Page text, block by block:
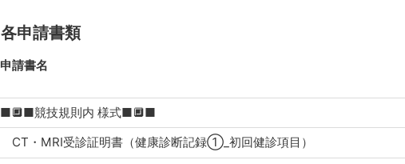
各申請書類
申請書名
■🔲■競技規則内 様式■🔲■
CT・MRI受診証明書（健康診断記録①_初回健診項目）